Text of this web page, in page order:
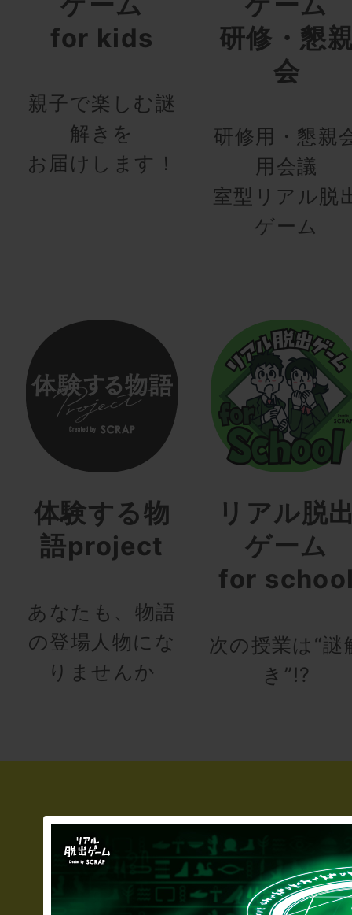
for kids
親子で楽しむ謎
解きを
お届けします！
研修・懇
会
研修用・懇親
用会議
室型リアル脱
ゲーム
体験する物
語project
あなたも、物語
の登場人物にな
りませんか
リアル脱
ゲーム
for
次の授業は“謎
き”!?